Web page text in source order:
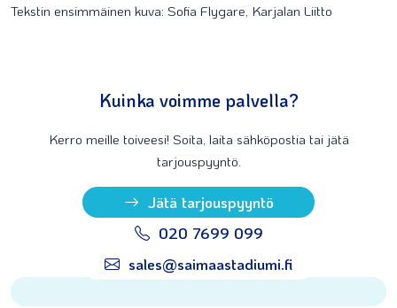
Tekstin ensimmäinen kuva: Sofia Flygare, Karjalan Liitto
Kuinka voimme palvella?
Kerro meille toiveesi! Soita, laita sähköpostia tai jätä
tarjouspyyntö.
Jätä tarjouspyyntö
020 7699 099
sales@saimaastadiumi.fi